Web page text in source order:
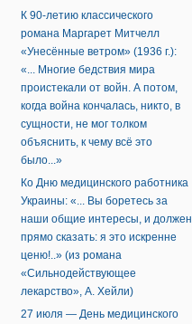
К 90-летию классического
романа Маргарет Митчелл
«Унесённые ветром» (1936 г.):
«... Многие бедствия мира
проистекали от войн. А потом,
когда война кончалась, никто, в
сущности, не мог толком
объяснить, к чему всё это
было...»
Ко Дню медицинского работника
Украины: «... Вы боретесь за
наши общие интересы, и должен
прямо сказать: я это искренне
ценю!..» (из романа
«Сильнодействующее
лекарство», А. Хейли)
27 июля — День медицинского